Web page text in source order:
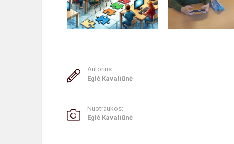
Autorius:
Eglė Kavaliūnė
Nuotraukos:
Eglė Kavaliūnė